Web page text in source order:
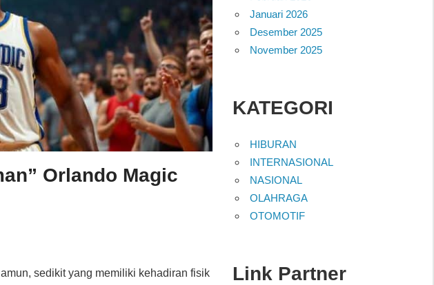
Orlando Magic
sedikit yang memiliki kehadiran fisik
Januari 2026
Desember 2025
November 2025
KATEGORI
HIBURAN
INTERNASIONAL
NASIONAL
OLAHRAGA
OTOMOTIF
Link Partner